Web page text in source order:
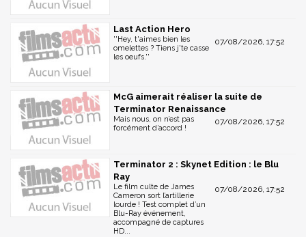
Last Action Hero
07/08/2026, 17:52
''Hey, t'aimes bien les
omelettes ? Tiens j'te casse
les oeufs.''
McG aimerait réaliser la suite de
Terminator Renaissance
07/08/2026, 17:52
Mais nous, on n’est pas
forcément d’accord !
Terminator 2 : Skynet Edition : le Blu
Ray
07/08/2026, 17:52
Le film culte de James
Cameron sort l’artillerie
lourde ! Test complet d’un
Blu-Ray événement,
accompagné de captures
HD...